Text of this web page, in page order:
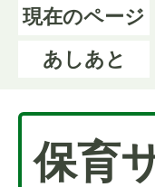
現在のページ
あしあと
保育